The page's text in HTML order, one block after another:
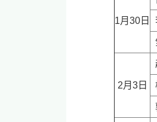
1月30日
2月3日